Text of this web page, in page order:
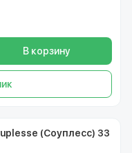
В корзину
(Соуплесс) 33